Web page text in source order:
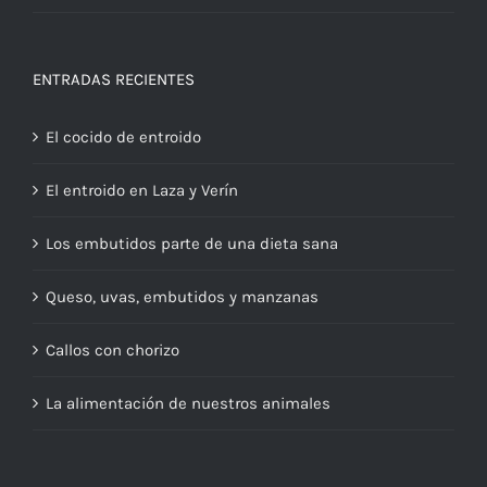
ENTRADAS RECIENTES
El cocido de entroido
El entroido en Laza y Verín
Los embutidos parte de una dieta sana
Queso, uvas, embutidos y manzanas
Callos con chorizo
La alimentación de nuestros animales